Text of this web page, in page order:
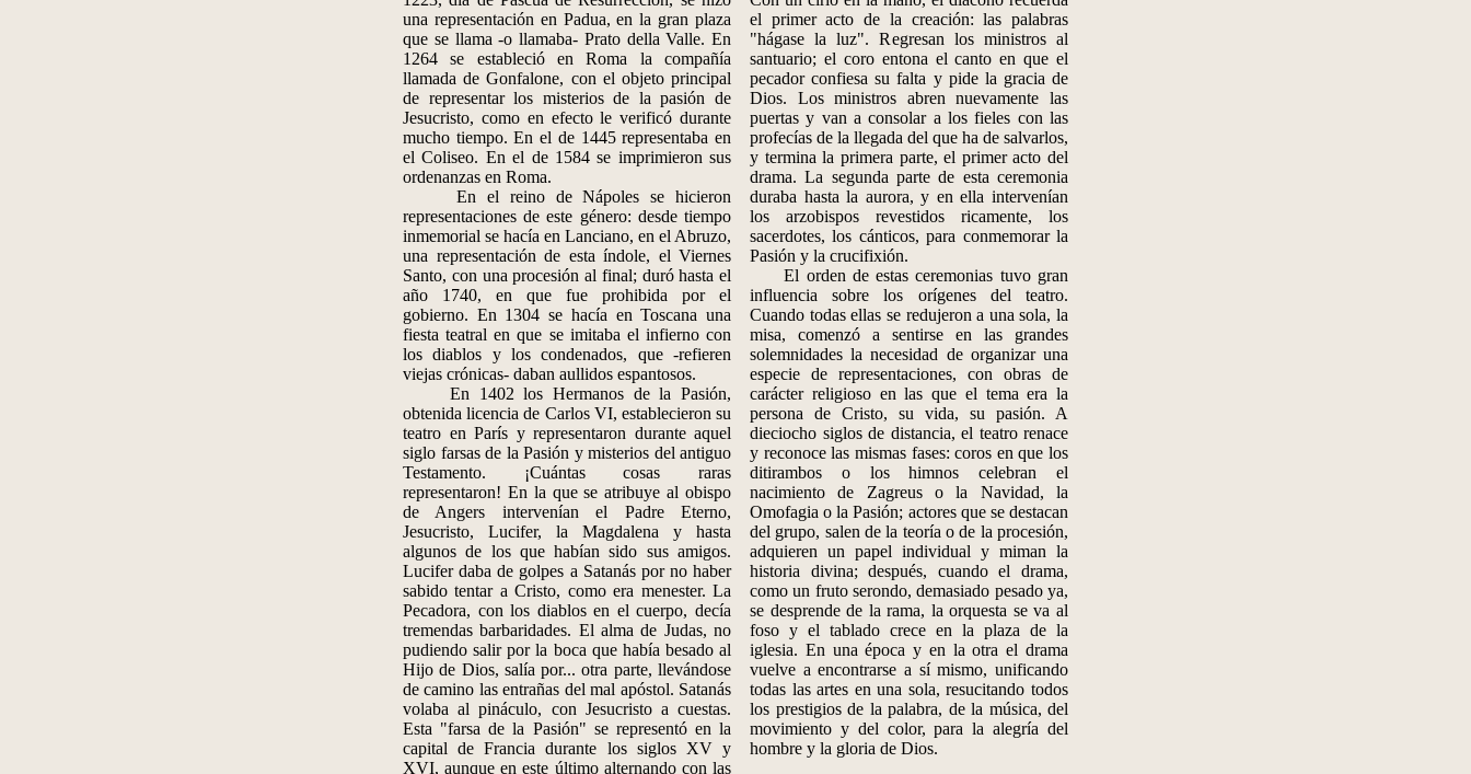
una representación en Padua, en la gran plaza
que se llama -o llamaba- Prato della Valle. En
1264 se estableció en Roma la compañía
llamada de Gonfalone, con el objeto principal
de representar los misterios de la pasión de
Jesucristo, como en efecto le verificó durante
mucho tiempo. En el de 1445 representaba en
el Coliseo. En el de 1584 se imprimieron sus
ordenanzas en Roma.
En el reino de Nápoles se hicieron
representaciones de este género: desde tiempo
inmemorial se hacía en Lanciano, en el Abruzo,
una representación de esta índole, el Viernes
Santo, con una procesión al final; duró hasta el
año 1740, en que fue prohibida por el
gobierno. En 1304 se hacía en Toscana una
fiesta teatral en que se imitaba el infierno con
los diablos y los condenados, que -refieren
viejas crónicas- daban aullidos espantosos.
En 1402 los Hermanos de la Pasión,
obtenida licencia de Carlos VI, establecieron su
teatro en París y representaron durante aquel
siglo farsas de la Pasión y misterios del antiguo
Testamento. ¡Cuántas cosas raras
representaron! En la que se atribuye al obispo
de Angers intervenían el Padre Eterno,
Jesucristo, Lucifer, la Magdalena y hasta
algunos de los que habían sido sus amigos.
Lucifer daba de golpes a Satanás por no haber
sabido tentar a Cristo, como era menester. La
Pecadora, con los diablos en el cuerpo, decía
tremendas barbaridades. El alma de Judas, no
pudiendo salir por la boca que había besado al
Hijo de Dios, salía por... otra parte, llevándose
de camino las entrañas del mal apóstol. Satanás
volaba al pináculo, con Jesucristo a cuestas.
Esta "farsa de la Pasión" se representó en la
capital de Francia durante los siglos XV y
XVI, aunque en este último alternando con las
el primer acto de la creación: las palabras
"hágase la luz". Regresan los ministros al
santuario; el coro entona el canto en que el
pecador confiesa su falta y pide la gracia de
Dios. Los ministros abren nuevamente las
puertas y van a consolar a los fieles con las
profecías de la llegada del que ha de salvarlos,
y termina la primera parte, el primer acto del
drama. La segunda parte de esta ceremonia
duraba hasta la aurora, y en ella intervenían
los arzobispos revestidos ricamente, los
sacerdotes, los cánticos, para conmemorar la
Pasión y la crucifixión.
El orden de estas ceremonias tuvo gran
influencia sobre los orígenes del teatro.
Cuando todas ellas se redujeron a una sola, la
misa, comenzó a sentirse en las grandes
solemnidades la necesidad de organizar una
especie de representaciones, con obras de
carácter religioso en las que el tema era la
persona de Cristo, su vida, su pasión. A
dieciocho siglos de distancia, el teatro renace
y reconoce las mismas fases: coros en que los
ditirambos o los himnos celebran el
nacimiento de Zagreus o la Navidad, la
Omofagia o la Pasión; actores que se destacan
del grupo, salen de la teoría o de la procesión,
adquieren un papel individual y miman la
historia divina; después, cuando el drama,
como un fruto serondo, demasiado pesado ya,
se desprende de la rama, la orquesta se va al
foso y el tablado crece en la plaza de la
iglesia. En una época y en la otra el drama
vuelve a encontrarse a sí mismo, unificando
todas las artes en una sola, resucitando todos
los prestigios de la palabra, de la música, del
movimiento y del color, para la alegría del
hombre y la gloria de Dios.